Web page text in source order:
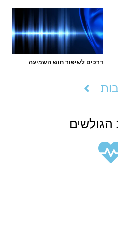
דרכים לשיפור חוש השמיעה
הגולשים